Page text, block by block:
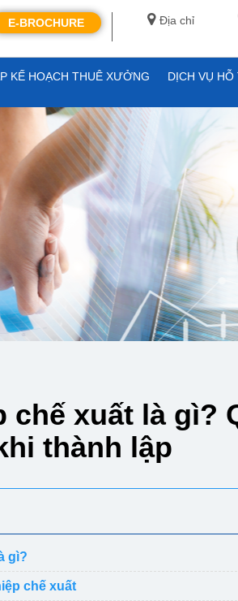
Địa chỉ
E-BROCHURE
KẾ HOẠCH THUÊ XƯỞNG DỊCH VỤ HỖ
chế xuất là gì?
thành lập
gì?
chế xuất